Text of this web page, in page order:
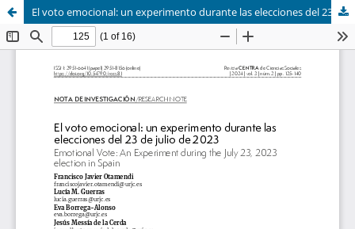
El voto emocional: un experimento durante las elecciones del 23 de julio de 2023